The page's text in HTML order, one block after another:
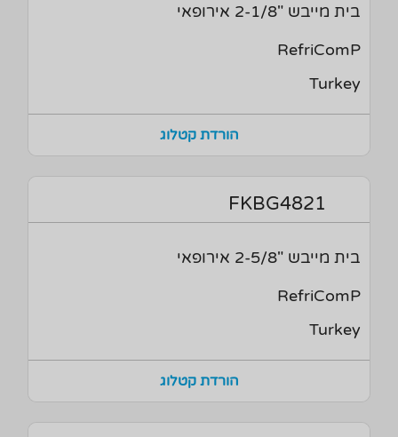
בית מייבש "2-1/8 אירופאי
RefriComP
Turkey
הורדת קטלוג
FKBG4821
בית מייבש "2-5/8 אירופאי
RefriComP
Turkey
הורדת קטלוג